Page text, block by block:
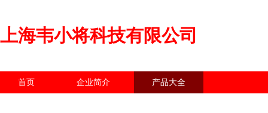
上海韦小将科技有限公司
首页 企业简介 产品大全